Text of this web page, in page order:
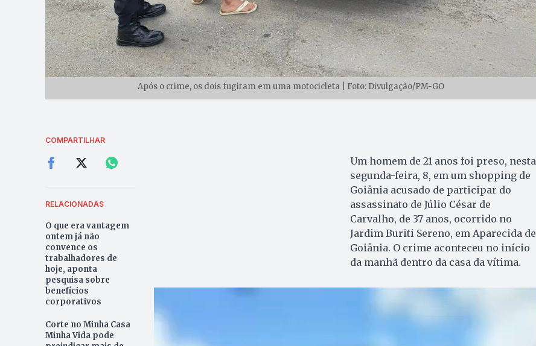
Após o crime, os dois fugiram em uma motocicleta | Foto: Divulgação/PM-GO
COMPARTILHAR
RELACIONADAS
O que era vantagem
ontem já não
convence os
trabalhadores de
hoje, aponta
pesquisa sobre
benefícios
corporativos
Corte no Minha Casa
Minha Vida pode
Um homem de 21 anos foi preso, nesta
segunda-feira, 8, em um shopping de
Goiânia acusado de participar do
assassinato de Júlio César de
Carvalho, de 37 anos, ocorrido no
Jardim Buriti Sereno, em Aparecida de
Goiânia. O crime aconteceu no início
da manhã dentro da casa da vítima.